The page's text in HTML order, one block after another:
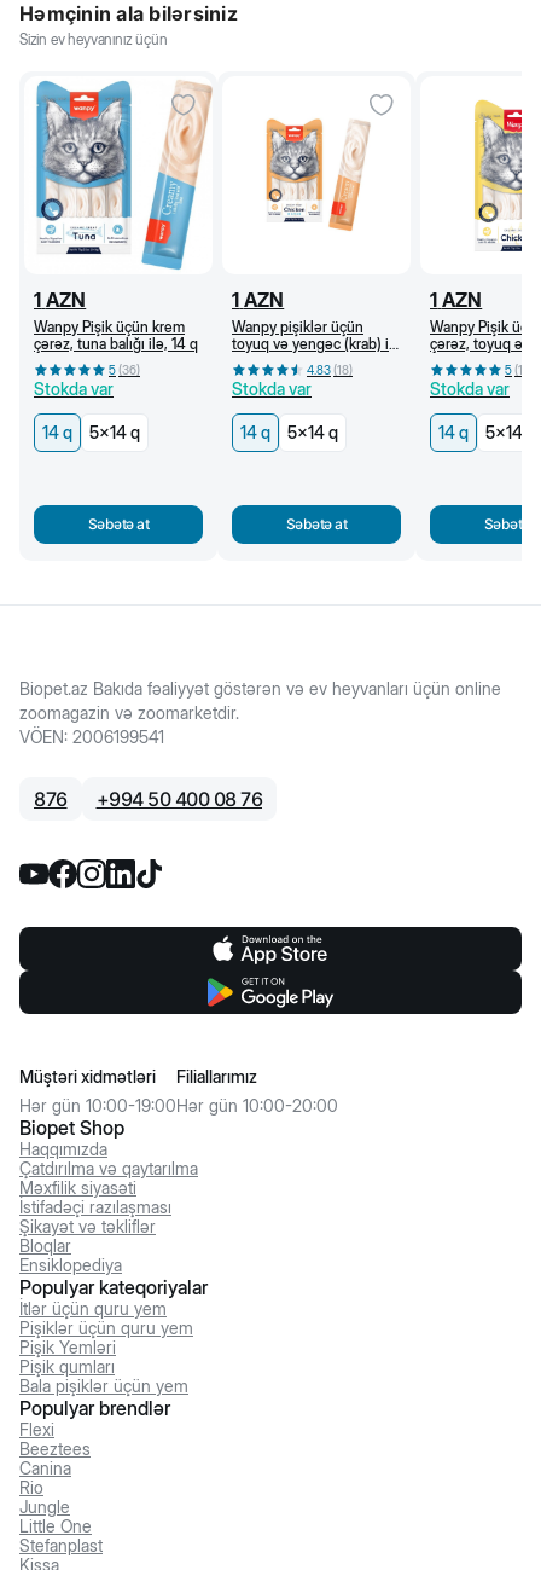
Həmçinin ala bilərsiniz
Sizin ev heyvanınız üçün
1 AZN
Wanpy Pişik üçün krem
çərəz, tuna balığı ilə, 14 q
5(36)
Stokda var
14 q 5x14 q
Səbətə at
1 AZN
Wanpy pişiklər üçün
toyuq və yengəc (krab) ilə
krem çərəz, 14 q
4.83(18)
Stokda var
14 q 5x14 q
Səbətə at
1 AZN
Wanpy Pişik
çərəz, toyuq əti
5(18
Stokda var
14 q 5x14 q
Səbətə
Biopet.az Bakıda fəaliyyət göstərən və ev heyvanları üçün online
zoomagazin və zoomarketdir.
VÖEN: 2006199541
876 +994 50 400 08 76
Biopet Shop
Haqqımızda
Çatdırılma və qaytarılma
Məxfilik siyasəti
İstifadəçi razılaşması
Şikayət və təkliflər
Bloqlar
Ensiklopediya
Müştəri xidmətləri
Hər gün 10:00-19:00
Filiallarımız
Hər gün 10:00-20:00
Populyar kateqoriyalar
İtlər üçün quru yem
Pişiklər üçün quru yem
Pişik Yemləri
Pişik qumları
Bala pişiklər üçün yem
Populyar brendlər
Flexi
Beeztees
Canina
Rio
Jungle
Little One
Stefanplast
Kissa